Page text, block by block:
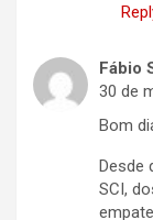
Fábio
30 de
Bom
Desde
SCI,